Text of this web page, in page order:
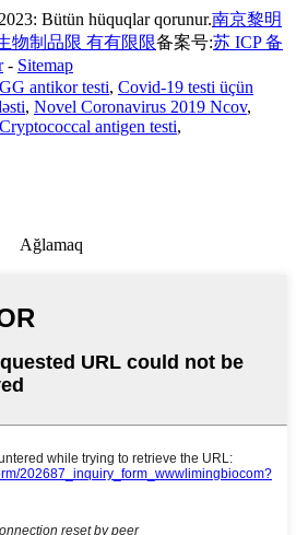
Bütün hüquqlar qorunur.南京黎明
物制品限 有有限限备案号:苏 ICP 备
- Sitemap
antikor testi, Covid-19 testi üçün
, Novel Coronavirus 2019 Ncov,
Cryptococcal antigen testi,
Ağlamaq